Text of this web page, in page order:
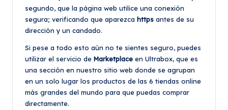
segundo, que la página web utilice una conexión
segura; verificando que aparezca https antes de su
dirección y un candado.
Si pese a todo esto aún no te sientes seguro, puedes
utilizar el servicio de Marketplace en Ultrabox, que es
una sección en nuestro sitio web donde se agrupan
en un solo lugar los productos de las 6 tiendas online
más grandes del mundo para que puedas comprar
directamente.